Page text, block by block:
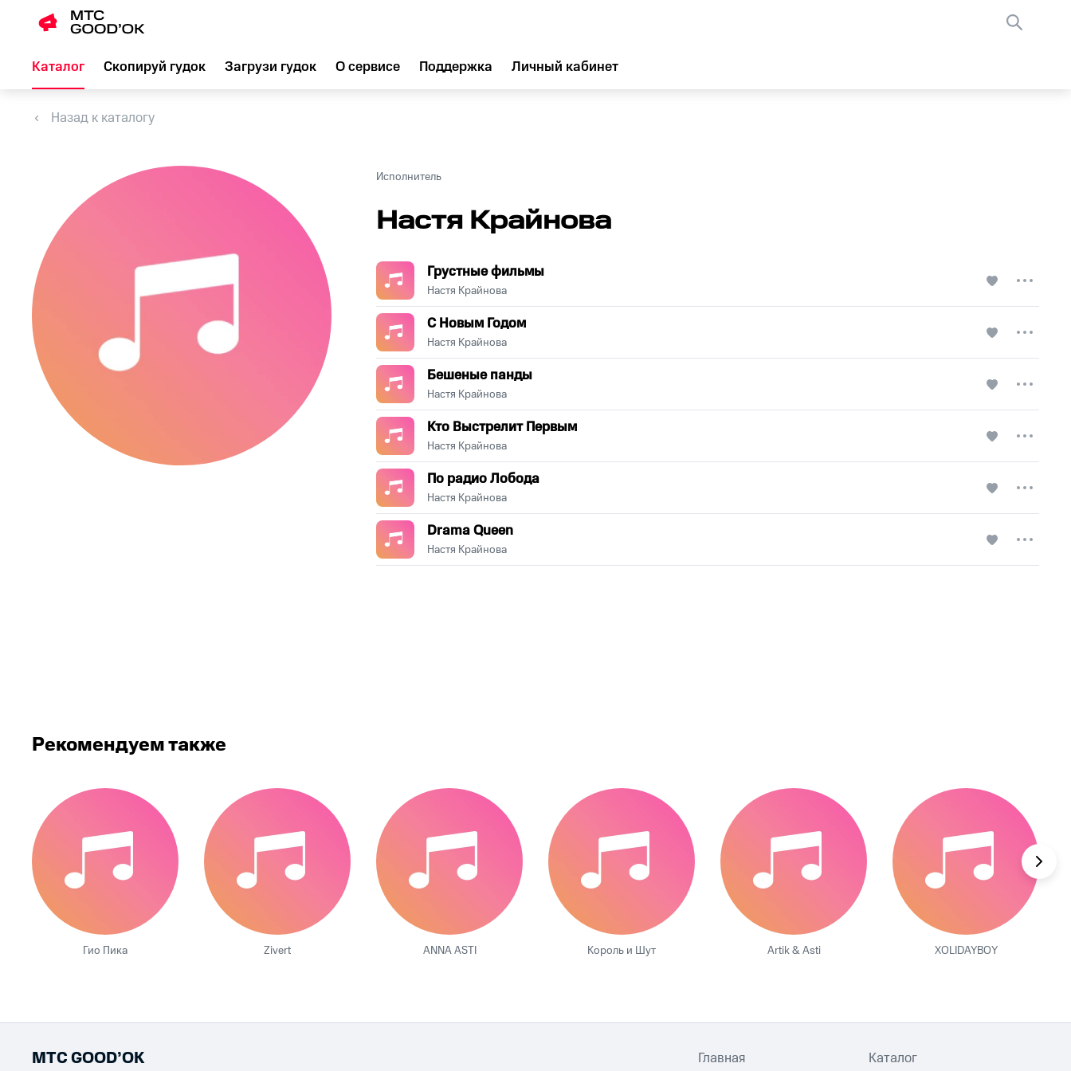
Каталог Скопируй гудок Загрузи гудок О сервисе Поддержка Личный кабинет
Назад к каталогу
Исполнитель
Настя Крайнова
Грустные фильмы
Настя Крайнова
С Новым Годом
Настя Крайнова
Бешеные панды
Настя Крайнова
Кто Выстрелит Первым
Настя Крайнова
По радио Лобода
Настя Крайнова
Drama Queen
Настя Крайнова
Рекомендуем также
Гио Пика Zivert ANNA ASTI Король и Шут Artik & Asti XOLIDAYBOY
МТС GOOD’OK Главная Каталог